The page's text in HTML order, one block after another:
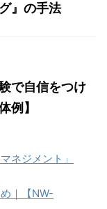
』の手法
で自信をつけ
例】
ネジメント」
｜【NW-